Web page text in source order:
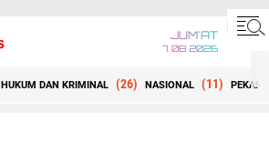
JUM'AT
7 08 2026
HUKUM DAN KRIMINAL (26) NASIONAL (11)